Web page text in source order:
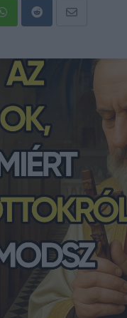
WhatsappRedditShare
Email